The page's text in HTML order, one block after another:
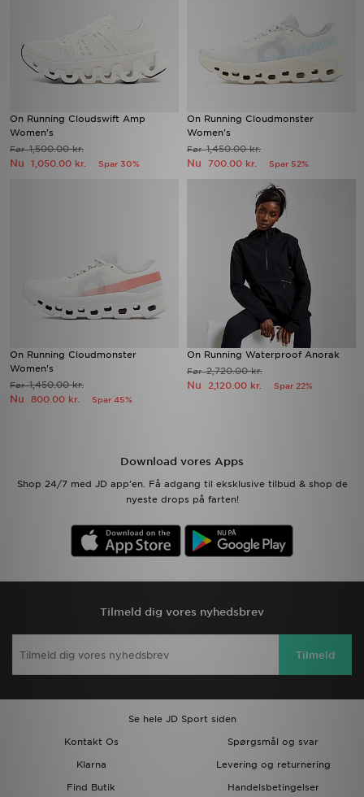
On Running Cloudswift Amp
Women's
Før1,500.00 kr.
Nu 1,050.00 kr. Spar 30%
On Running Cloudmonster
Women's
Før1,450.00 kr.
Nu 700.00 kr. Spar 52%
On Running Cloudmonster
Women's
Før1,450.00 kr.
Nu 800.00 kr. Spar 45%
On Running Waterproof Anorak
Før2,720.00 kr.
Nu 2,120.00 kr. Spar 22%
Download vores Apps
Shop 24/7 med JD app'en. Få adgang til eksklusive tilbud & shop de
nyeste drops på farten!
Tilmeld dig vores nyhedsbrev
Tilmeld
Se hele JD Sport siden
Kontakt Os
Spørgsmål og svar
Klarna
Levering og returnering
Find Butik
Handelsbetingelser